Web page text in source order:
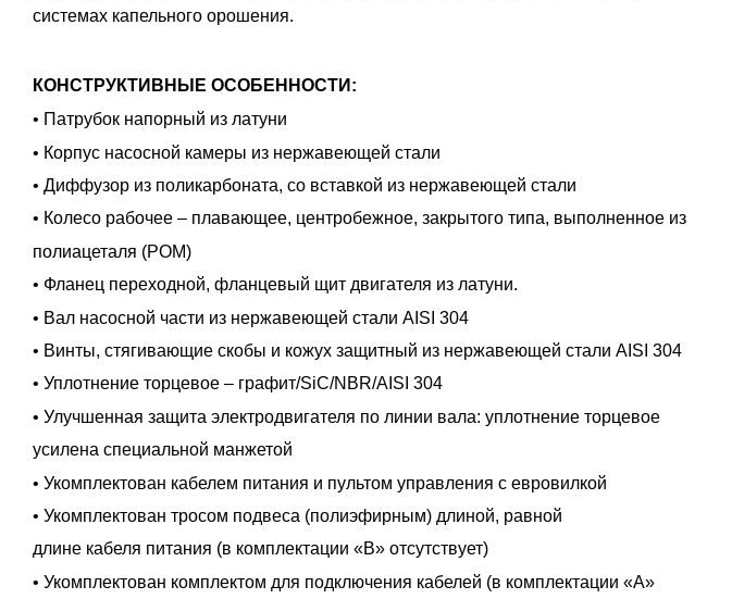
системах капельного орошения.
КОНСТРУКТИВНЫЕ ОСОБЕННОСТИ:
• Патрубок напорный из латуни
• Корпус насосной камеры из нержавеющей стали
• Диффузор из поликарбоната, со вставкой из нержавеющей стали
• Колесо рабочее – плавающее, центробежное, закрытого типа, выполненное из
полиацеталя (POM)
• Фланец переходной, фланцевый щит двигателя из латуни.
• Вал насосной части из нержавеющей стали AISI 304
• Винты, стягивающие скобы и кожух защитный из нержавеющей стали AISI 304
• Уплотнение торцевое – графит/SiC/NBR/AISI 304
• Улучшенная защита электродвигателя по линии вала: уплотнение торцевое
усилена специальной манжетой
• Укомплектован кабелем питания и пультом управления с евровилкой
• Укомплектован тросом подвеса (полиэфирным) длиной, равной
длине кабеля питания (в комплектации «В» отсутствует)
• Укомплектован комплектом для подключения кабелей (в комплектации «А»